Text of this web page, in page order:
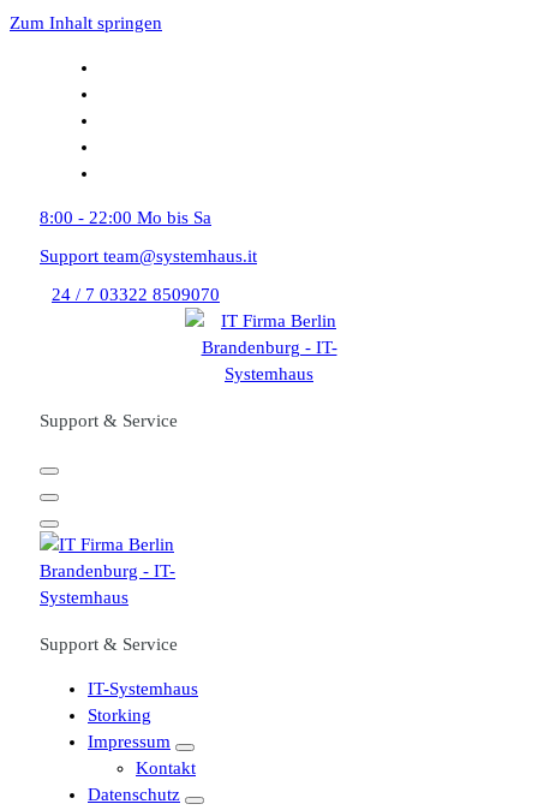
Zum Inhalt springen
8:00 - 22:00 Mo bis Sa
Support team@systemhaus.it
24 / 7 03322 8509070
Support & Service
Support & Service
IT-Systemhaus
Storking
Impressum
Kontakt
Datenschutz